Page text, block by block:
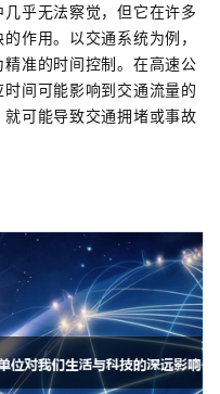
乎无法察觉，但它在许多
作用。以交通系统为例，
准的时间控制。在高速公
间可能影响到交通流量的
可能导致交通拥堵或事故